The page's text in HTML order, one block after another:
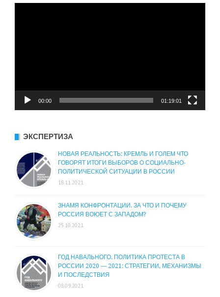
00:00 01:19:01
ЭКСПЕРТИЗА
НОВАЯ РЕАЛЬНОСТЬ: КРЕМЛЬ И ГОЛЕМ ЧТО
ГОВОРЯТ ИТОГИ ВЫБОРОВ О СОЦИАЛЬНО-
ПОЛИТИЧЕСКОЙ СИТУАЦИИ В РОССИИ
18.11.2021
ЗНАМЯ КОНФРОНТАЦИИ. ЗА ЧТО И ПОЧЕМУ
РОССИЯ ВОЮЕТ С ЗАПАДОМ?
25.10.2021
ГОД НАВАЛЬНОГО. ПОЛИТИКА ПРОТЕСТА В
РОССИИ 2020 — 2021: СТРАТЕГИИ, МЕХАНИЗМЫ
И ПОСЛЕДСТВИЯ
08.09.2021